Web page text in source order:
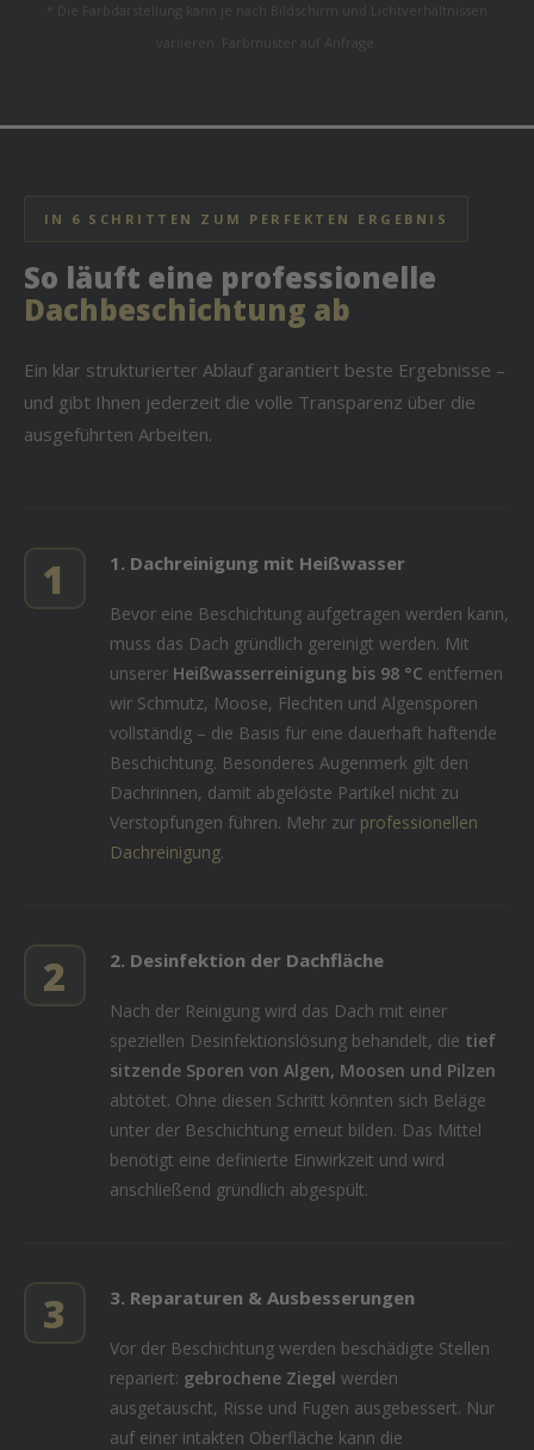
* Die Farbdarstellung kann je nach Bildschirm und Lichtverhältnissen
variieren. Farbmuster auf Anfrage.
IN 6 SCHRITTEN ZUM PERFEKTEN ERGEBNIS
So läuft eine professionelle
Dachbeschichtung ab
Ein klar strukturierter Ablauf garantiert beste Ergebnisse –
und gibt Ihnen jederzeit die volle Transparenz über die
ausgeführten Arbeiten.
1 1. Dachreinigung mit Heißwasser
Bevor eine Beschichtung aufgetragen werden kann,
muss das Dach gründlich gereinigt werden. Mit
unserer Heißwasserreinigung bis 98 °C entfernen
wir Schmutz, Moose, Flechten und Algensporen
vollständig – die Basis für eine dauerhaft haftende
Beschichtung. Besonderes Augenmerk gilt den
Dachrinnen, damit abgelöste Partikel nicht zu
Verstopfungen führen. Mehr zur professionellen
Dachreinigung.
2 2. Desinfektion der Dachfläche
Nach der Reinigung wird das Dach mit einer
speziellen Desinfektionslösung behandelt, die tief
sitzende Sporen von Algen, Moosen und Pilzen
abtötet. Ohne diesen Schritt könnten sich Beläge
unter der Beschichtung erneut bilden. Das Mittel
benötigt eine definierte Einwirkzeit und wird
anschließend gründlich abgespült.
3 3. Reparaturen & Ausbesserungen
Vor der Beschichtung werden beschädigte Stellen
repariert: gebrochene Ziegel werden
ausgetauscht, Risse und Fugen ausgebessert. Nur
auf einer intakten Oberfläche kann die